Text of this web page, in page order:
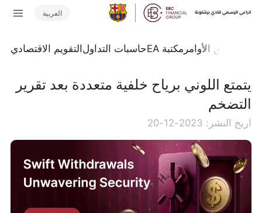
العربية
تدفق الأوامر مكتبة EA حاسبات التداولالتقويم الاقتصادي
يتمتع اللوني برياح خلفية متعددة بعد تقرير
التضخم
اريخ النشر: 2023-12-20